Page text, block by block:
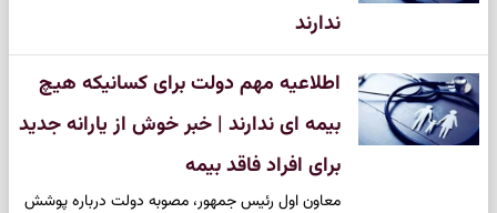
ندارند
اطلاعیه مهم دولت برای کسانیکه هیچ
بیمه ای ندارند | خبر خوش از یارانه جدید
برای افراد فاقد بیمه
معاون اول رئیس جمهور، مصوبه دولت درباره پوشش